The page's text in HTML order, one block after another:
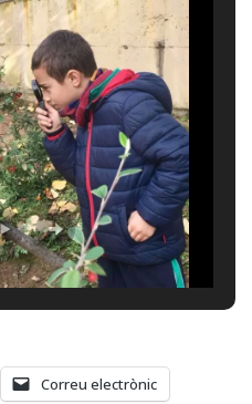
Correu electrònic